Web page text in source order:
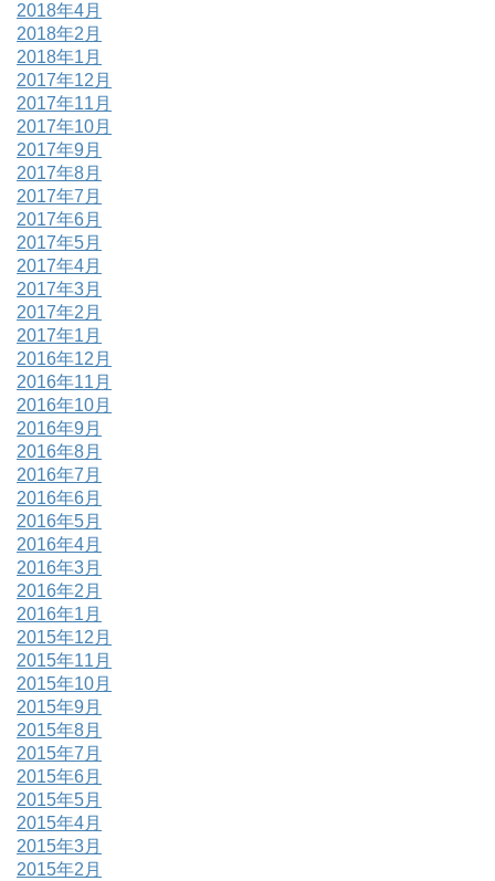
2018年4月
2018年2月
2018年1月
2017年12月
2017年11月
2017年10月
2017年9月
2017年8月
2017年7月
2017年6月
2017年5月
2017年4月
2017年3月
2017年2月
2017年1月
2016年12月
2016年11月
2016年10月
2016年9月
2016年8月
2016年7月
2016年6月
2016年5月
2016年4月
2016年3月
2016年2月
2016年1月
2015年12月
2015年11月
2015年10月
2015年9月
2015年8月
2015年7月
2015年6月
2015年5月
2015年4月
2015年3月
2015年2月